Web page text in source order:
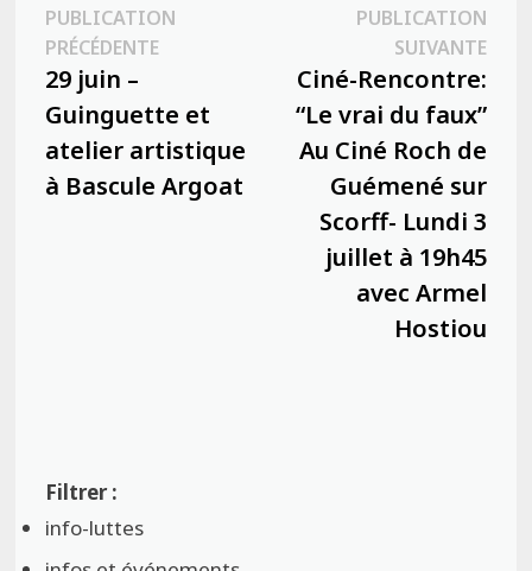
Navigation
de
l’article
PUBLICATION
PRÉCÉDENTEPublication
29 juin –
Guinguette et
atelier artistique
à Bascule Argoat
PUBLICATION
SUIVANTE
Ciné-Rencontre:
“Le vrai du faux”
Au Ciné Roch de
Guémené sur
Scorff- Lundi 3
juillet à 19h45
avec Armel
Hostiou
info-luttes